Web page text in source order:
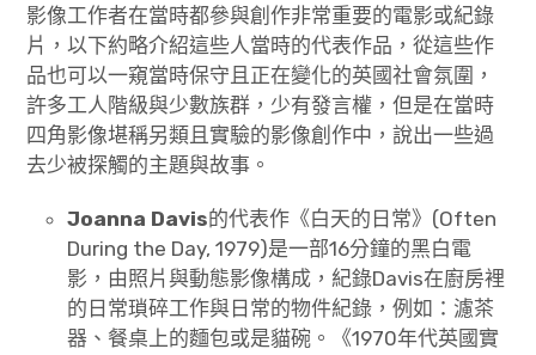
影像工作者在當時都參與創作非常重要的電影或紀錄
片，以下約略介紹這些人當時的代表作品，從這些作
品也可以一窺當時保守且正在變化的英國社會氛圍，
許多工人階級與少數族群，少有發言權，但是在當時
四角影像堪稱另類且實驗的影像創作中，說出一些過
去少被探觸的主題與故事。
Joanna Davis的代表作《白天的日常》(Often
During the Day, 1979)是一部16分鐘的黑白電
影，由照片與動態影像構成，紀錄Davis在廚房裡
的日常瑣碎工作與日常的物件紀錄，例如：濾茶
器、餐桌上的麵包或是貓碗。《1970年代英國實